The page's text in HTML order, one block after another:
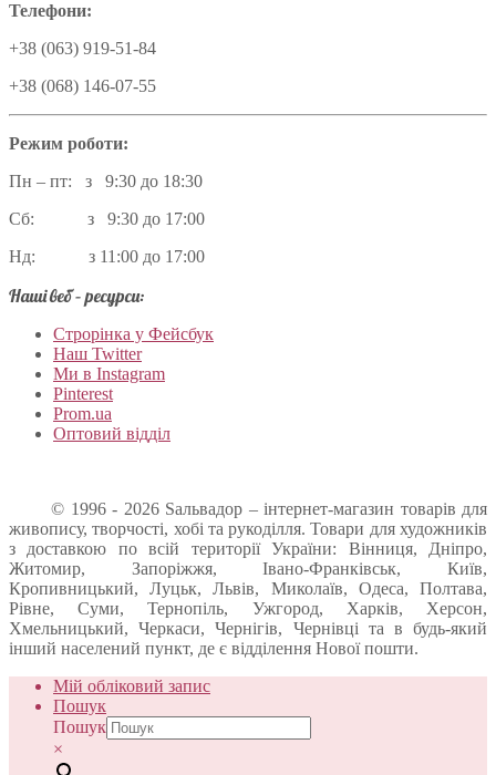
Телефони:
+38 (063) 919-51-84
+38 (068) 146-07-55
Режим роботи:
Пн – пт: з 9:30 до 18:30
Сб: з 9:30 до 17:00
Нд: з 11:00 до 17:00
Наші веб – ресурси:
Строрінка у Фейсбук
Наш Twitter
Ми в Instagram
Pinterest
Prom.ua
Оптовий відділ
© 1996 - 2026 Sальвадор – інтернет-магазин товарів для
живопису, творчості, хобі та рукоділля. Товари для художників
з доставкою по всій території України: Вінниця, Дніпро,
Житомир, Запоріжжя, Івано-Франківськ, Київ,
Кропивницький, Луцьк, Львів, Миколаїв, Одеса, Полтава,
Рівне, Суми, Тернопіль, Ужгород, Харків, Херсон,
Хмельницький, Черкаси, Чернігів, Чернівці та в будь-який
інший населений пункт, де є відділення Нової пошти.
Мій обліковий запис
Пошук
Пошук
×